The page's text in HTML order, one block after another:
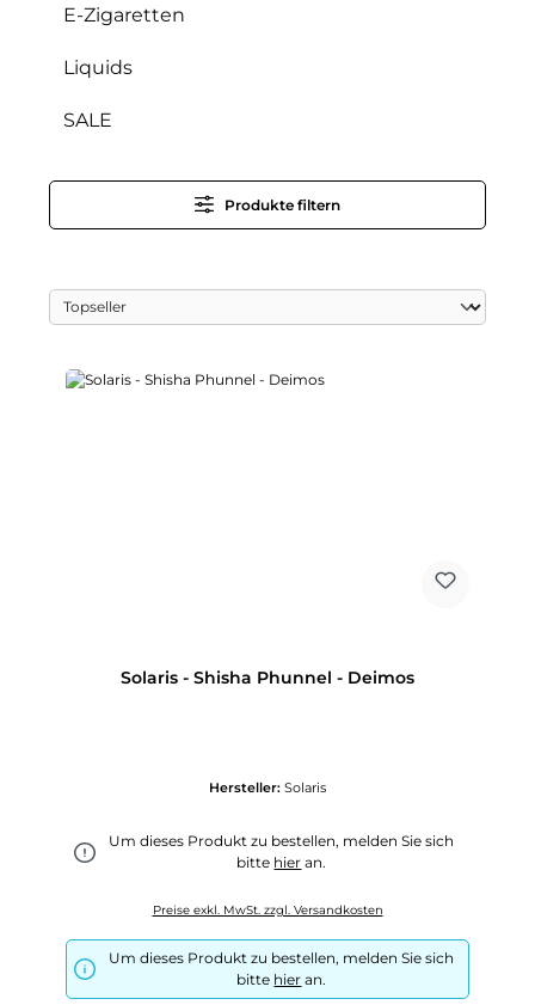
E-Zigaretten
Liquids
SALE
Produkte filtern
Solaris - Shisha Phunnel - Deimos
Hersteller: Solaris
Um dieses Produkt zu bestellen, melden Sie sich
bitte hier an.
Preise exkl. MwSt. zzgl. Versandkosten
Um dieses Produkt zu bestellen, melden Sie sich
bitte hier an.